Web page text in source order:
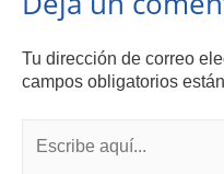
Tu dirección de correo
campos obligatorios